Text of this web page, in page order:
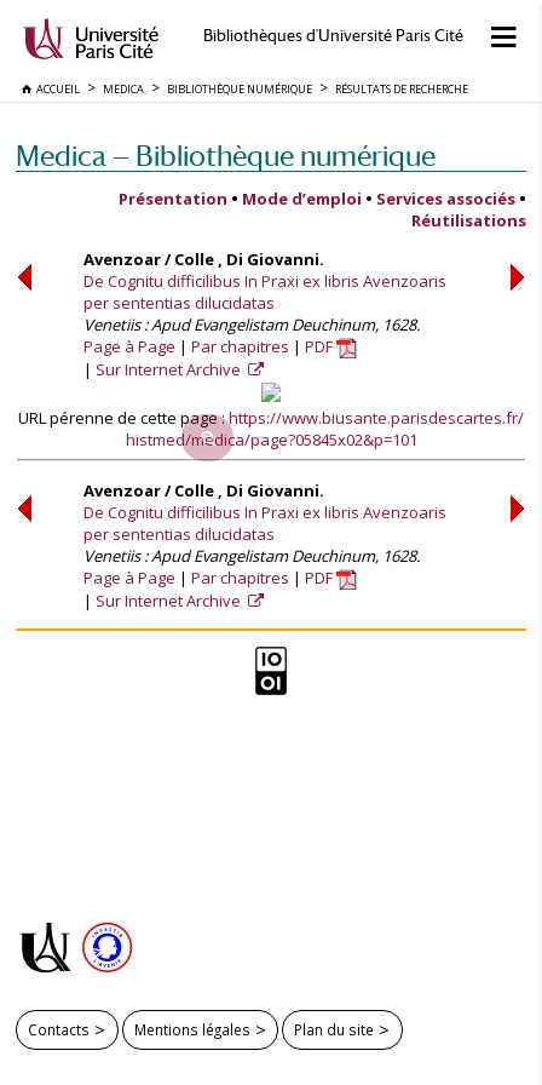
Bibliothèques d'Université Paris Cité
ACCUEIL MEDICA BIBLIOTHÈQUE NUMÉRIQUE RÉSULTATS DE RECHERCHE
Medica — Bibliothèque numérique
Présentation • Mode d’emploi • Services associés •
Réutilisations
Avenzoar / Colle , Di Giovanni.
De Cognitu difficilibus In Praxi ex libris Avenzoaris
per sententias dilucidatas
Venetiis : Apud Evangelistam Deuchinum, 1628.
Page à Page
Par chapitres
PDF
Sur Internet Archive
URL pérenne de cette page :https://www.biusante.parisdescartes.fr/
histmed/medica/page?05845x02&p=101
Avenzoar / Colle , Di Giovanni.
De Cognitu difficilibus In Praxi ex libris Avenzoaris
per sententias dilucidatas
Venetiis : Apud Evangelistam Deuchinum, 1628.
Page à Page
Par chapitres
PDF
Sur Internet Archive
Contacts Mentions légales Plan du site